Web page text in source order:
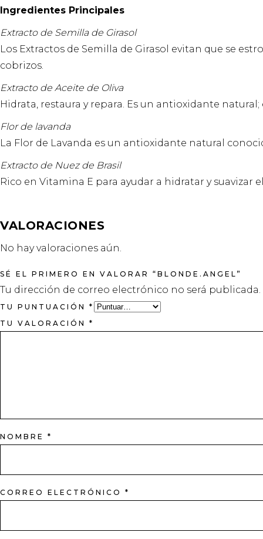
Ingredientes Principales
Extracto de Semilla de Girasol
Los Extractos de Semilla de Girasol evitan que se
cobrizos.
Extracto de Aceite de Oliva
Hidrata, restaura y repara. Es un antioxidante
Flor de lavanda
La Flor de Lavanda es un antioxidante natural
Extracto de Nuez de Brasil
Rico en Vitamina E para ayudar a hidratar y
VALORACIONES
No hay valoraciones aún.
SÉ EL PRIMERO EN VALORAR “BLONDE.ANGEL”
Tu dirección de correo electrónico no será publicada.
TU PUNTUACIÓN *
TU VALORACIÓN *
NOMBRE *
CORREO ELECTRÓNICO *